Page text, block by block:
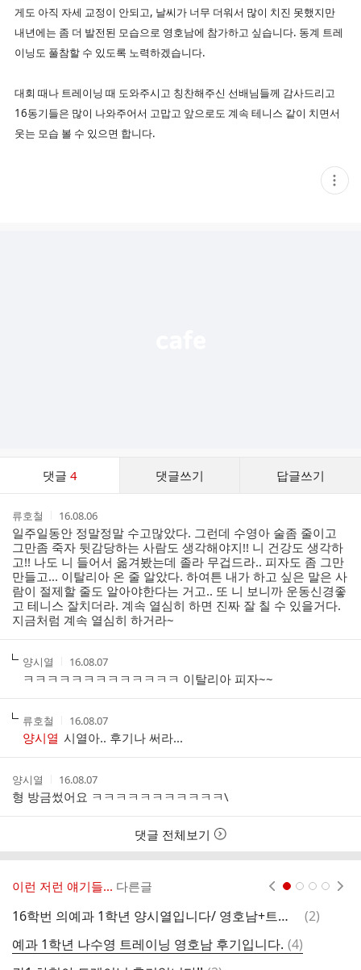
게도 아직 자세 교정이 안되고, 날씨가 너무 더워서 많이 치진 못했지만
내년에는 좀 더 발전된 모습으로 영호남에 참가하고 싶습니다. 동계 트레
이닝도 풀참할 수 있도록 노력하겠습니다.
대회 때나 트레이닝 때 도와주시고 칭찬해주신 선배님들께 감사드리고
16동기들은 많이 나와주어서 고맙고 앞으로도 계속 테니스 같이 치면서
웃는 모습 볼 수 있으면 합니다.
현
재
댓글 4 댓글쓰기 답글쓰기
작
성
자
류호철
작
성
시
간
16.08.06
일주일동안 정말정말 수고많았다. 그런데 수영아 술좀 줄이고
그만좀 죽자 뒷감당하는 사람도 생각해야지!! 니 건강도 생각하
고!! 나도 니 들어서 옮겨봤는데 졸라 무겁드라.. 피자도 좀 그만
만들고... 이탈리아 온 줄 알았다. 하여튼 내가 하고 싶은 말은 사
람이 절제할 줄도 알아야한다는 거고.. 또 니 보니까 운동신경좋
고 테니스 잘치더라. 계속 열심히 하면 진짜 잘 칠 수 있을거다.
지금처럼 계속 열심히 하거라~
작
성
자
양시열
작
성
간
16.08.07
ㅋㅋㅋㅋㅋㅋㅋㅋㅋㅋㅋㅋㅋ 이탈리아 피자~~
작
성
자
류호철
작
성
시
간
16.08.07
양시열 시열아.. 후기나 써라...
작
성
자
양시열
작
성
시
간
16.08.07
형 방금썼어요 ㅋㅋㅋㅋㅋㅋㅋㅋㅋㅋㅋ\
댓글 전체보기
이런 저런 얘기들... 다른글
16학번 의예과 1학년 양시열입니다/ 영호남+트레이닝 후기입니다
댓
(2)
예과 1학년 나수영 트레이닝 영호남 후기입니다. 댓
글
(4)